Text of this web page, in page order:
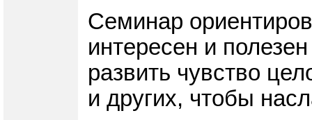
Семинар
интересен и
развить чувство
и других, чтобы